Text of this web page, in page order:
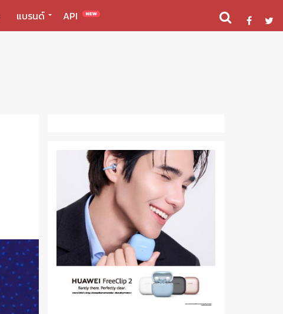
แบรนด์ API NEW